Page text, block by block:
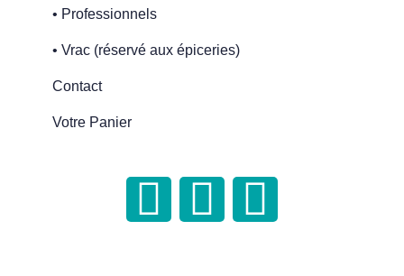
• Professionnels
• Vrac (réservé aux épiceries)
Contact
Votre Panier